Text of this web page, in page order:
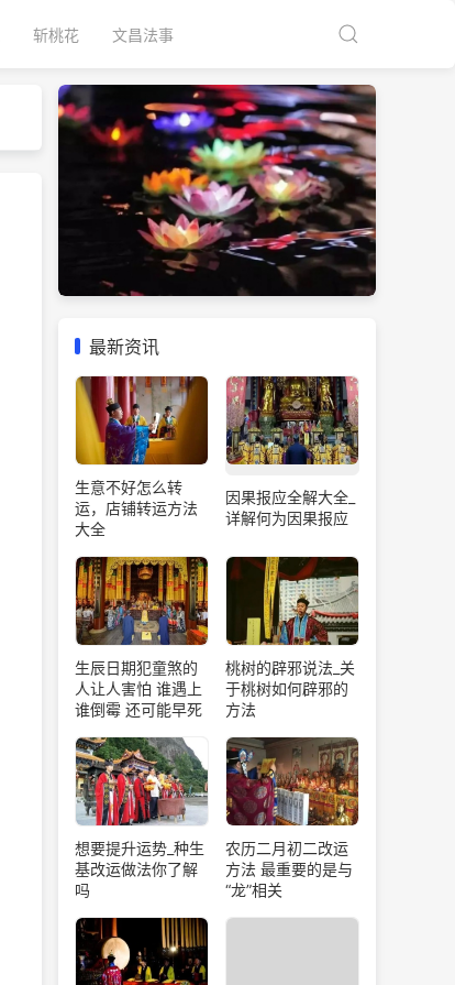
斩桃花 文昌法事
最新资讯
生意不好怎么转
运，店铺转运方法
大全
因果报应全解大全_
详解何为因果报应
生辰日期犯童煞的
人让人害怕 谁遇上
谁倒霉 还可能早死
桃树的辟邪说法_关
于桃树如何辟邪的
方法
想要提升运势_种生
基改运做法你了解
吗
农历二月初二改运
方法 最重要的是与
“龙”相关